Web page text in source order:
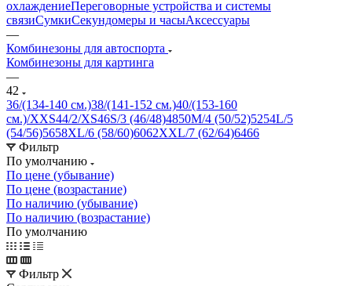
охлаждениеПереговорные устройства и системы
связиСумкиСекундомеры и часыАксессуары
—
Комбинезоны для автоспорта
Комбинезоны для картинга
—
42
36/(134-140 см.)38/(141-152 см.)40/(153-160
см.)/XXS44/2/XS46S/3 (46/48)4850M/4 (50/52)5254L/5
(54/56)5658XL/6 (58/60)6062XXL/7 (62/64)6466
Фильтр
По умолчанию
По цене (убывание)
По цене (возрастание)
По наличию (убывание)
По наличию (возрастание)
По умолчанию
Фильтр